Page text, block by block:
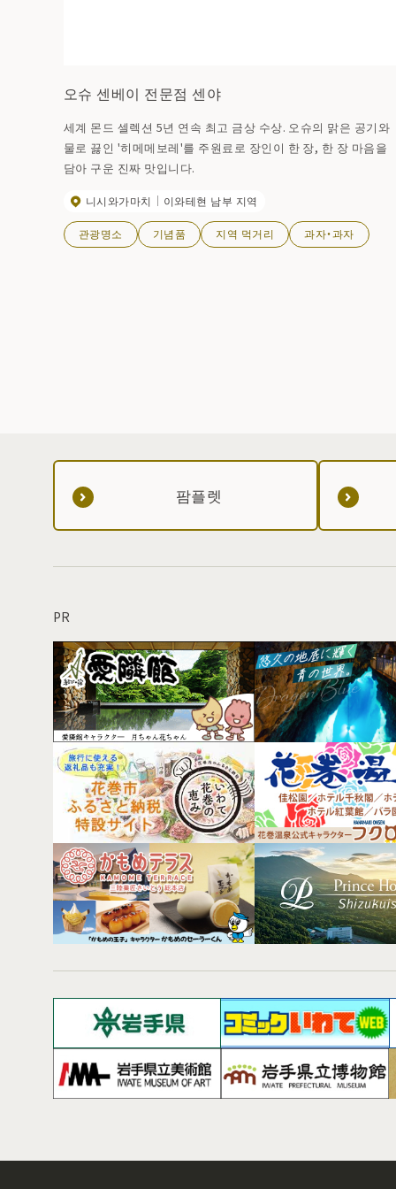
오슈 센베이 전문점 센야
세계 몬드 셀렉션 5년 연속 최고 금상 수상. 오슈의 맑은 공기와
물로 끓인 '히메메보레'를 주원료로 장인이 한 장, 한 장 마음을
담아 구운 진짜 맛입니다.
니시와가마치 이와테현 남부 지역
관광명소 기념품 지역 먹거리 과자・과자
팜플렛
PR